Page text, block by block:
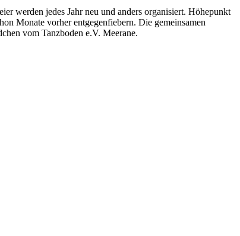
werden jedes Jahr neu und anders organisiert. Höhepunkt
Monate vorher entgegenfiebern. Die gemeinsamen
vom Tanzboden e.V. Meerane.